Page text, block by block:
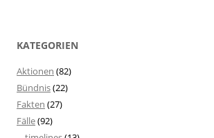
KATEGORIEN
Aktionen (82)
Bündnis(22)
Fakten (27)
Fälle(92)